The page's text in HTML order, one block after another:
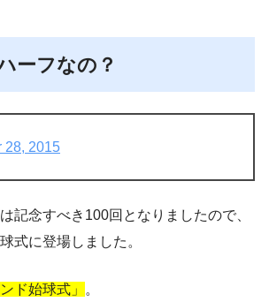
ーフなの？
28, 2015
記念すべき100回となりましたので、
式に登場しました。
ド始球式」 。